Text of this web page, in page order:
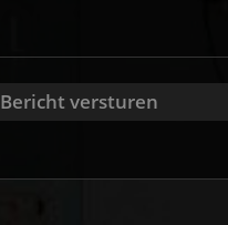
Bericht versturen